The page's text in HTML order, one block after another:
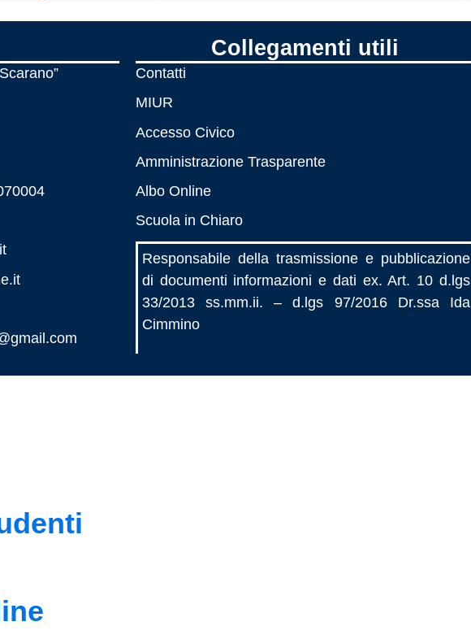
istituto
Collegamenti utili
Contatti
MIUR
Accesso Civico
Amministrazione Trasparente
Albo Online
Scuola in Chiaro
Responsabile della trasmissione e pubblicazione
di documenti informazioni e dati ex. Art. 10 d.lgs
33/2013 ss.mm.ii. – d.lgs 97/2016 Dr.ssa Ida
Cimmino